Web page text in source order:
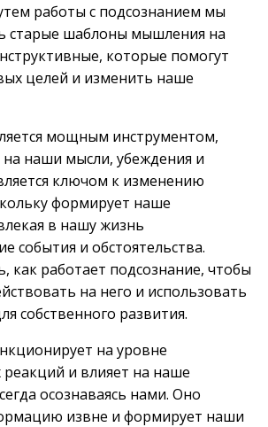
работы с подсознанием мы
старые шаблоны мышления на
которые помогут
целей и изменить наше
мощным инструментом,
наши мысли, убеждения и
ключом к изменению
формирует наше
в нашу жизнь
события и обстоятельства.
как работает подсознание, чтобы
на него и использовать
собственного развития.
на уровне
реакций и влияет на наше
осознаваясь нами. Оно
извне и формирует наши